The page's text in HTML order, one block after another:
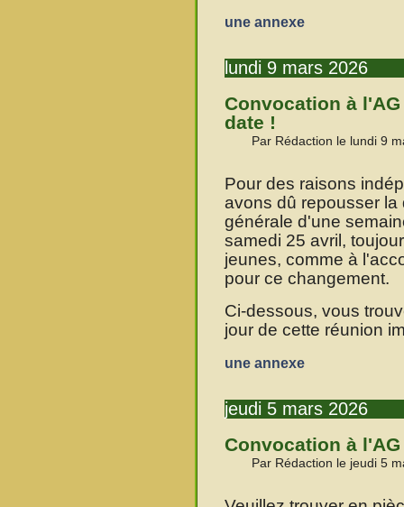
une annexe
lundi 9 mars 2026
Convocation à
date !
Par Rédaction le lundi 9
Pour des raisons
avons dû repousser
générale d'une
samedi 25 avril,
jeunes, comme à
pour ce changement.
Ci-dessous, vous
jour de cette réunion
une annexe
jeudi 5 mars 2026
Convocation à
Par Rédaction le jeudi 5